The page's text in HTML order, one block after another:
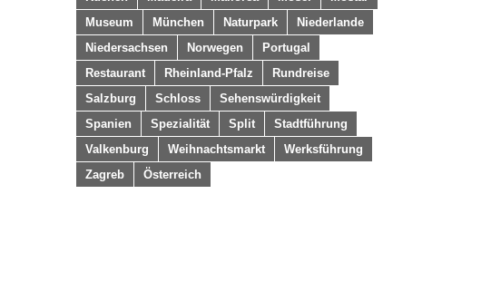
Museum
München Naturpark
Niederlande
Niedersachsen
Norwegen
Portugal
Restaurant
Rheinland-Pfalz
Rundreise
Salzburg
Schloss
Sehenswürdigkeit
Spanien
Spezialität Split
Stadtführung
Valkenburg
Weihnachtsmarkt
Werksführung
Zagreb
Österreich